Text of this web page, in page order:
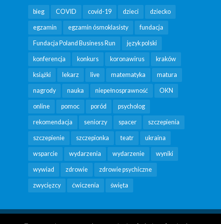
bieg COVID covid-19 dzieci dziecko
egzamin egzamin ósmoklasisty fundacja
Fundacja Poland Business Run język polski
konferencja konkurs koronawirus kraków
książki lekarz live matematyka matura
nagrody nauka niepełnosprawność OKN
online pomoc poród psycholog
rekomendacja seniorzy spacer szczepienia
szczepienie szczepionka teatr ukraina
wsparcie wydarzenia wydarzenie wyniki
wywiad zdrowie zdrowie psychiczne
zwycięzcy ćwiczenia święta
Copyright Fundacja Poland Business Run 2026 |